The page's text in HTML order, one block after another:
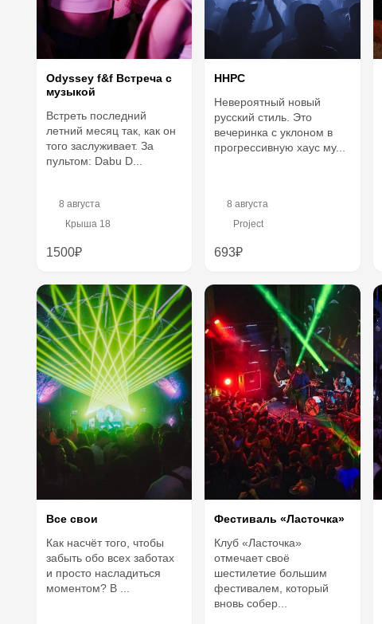
Odyssey f&f Встреча c
музыкой
Встреть последний
летний месяц так, как он
того заслуживает. За
пультом: Dabu D...
8 августа
Крыша 18
1500₽
ННРС
Невероятный новый
русский стиль. Это
вечеринка с уклоном в
прогрессивную хаус му...
8 августа
Project
693₽
Все свои
Как насчёт того, чтобы
забыть обо всех заботах
и просто насладиться
моментом? В ...
Фестиваль «Ласточка»
Клуб «Ласточка»
отмечает своё
шестилетие большим
фестивалем, который
вновь собер...